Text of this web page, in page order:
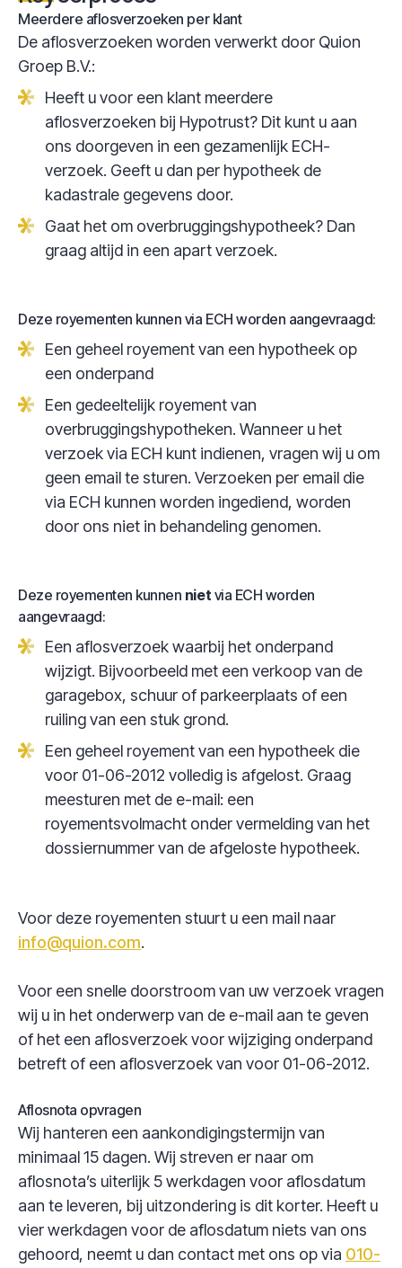
Meerdere aflosverzoeken per klant
De aflosverzoeken worden verwerkt door Quion
Groep B.V.:
Heeft u voor een klant meerdere
aflosverzoeken bij Hypotrust? Dit kunt u aan
ons doorgeven in een gezamenlijk ECH-
verzoek. Geeft u dan per hypotheek de
kadastrale gegevens door.
Gaat het om overbruggingshypotheek? Dan
graag altijd in een apart verzoek.
Deze royementen kunnen via ECH worden aangevraagd:
Een geheel royement van een hypotheek op
een onderpand
Een gedeeltelijk royement van
overbruggingshypotheken. Wanneer u het
verzoek via ECH kunt indienen, vragen wij u om
geen email te sturen. Verzoeken per email die
via ECH kunnen worden ingediend, worden
door ons niet in behandeling genomen.
Deze royementen kunnen niet via ECH worden
aangevraagd:
Een aflosverzoek waarbij het onderpand
wijzigt. Bijvoorbeeld met een verkoop van de
garagebox, schuur of parkeerplaats of een
ruiling van een stuk grond.
Een geheel royement van een hypotheek die
voor 01-06-2012 volledig is afgelost. Graag
meesturen met de e-mail: een
royementsvolmacht onder vermelding van het
dossiernummer van de afgeloste hypotheek.
Voor deze royementen stuurt u een mail naar
info@quion.com.
Voor een snelle doorstroom van uw verzoek vragen
wij u in het onderwerp van de e-mail aan te geven
of het een aflosverzoek voor wijziging onderpand
betreft of een aflosverzoek van voor 01-06-2012.
Aflosnota opvragen
Wij hanteren een aankondigingstermijn van
minimaal 15 dagen. Wij streven er naar om
aflosnota’s uiterlijk 5 werkdagen voor aflosdatum
aan te leveren, bij uitzondering is dit korter. Heeft u
vier werkdagen voor de aflosdatum niets van ons
gehoord, neemt u dan contact met ons op via 010-